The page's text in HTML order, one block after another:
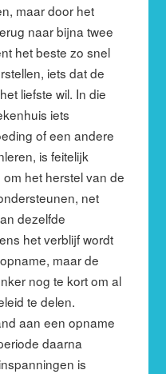
maar door het
naar bijna twee
het beste zo snel
iets dat de
liefste wil. In die
iets
of een andere
is feitelijk
het herstel van de
net
dezelfde
het verblijf wordt
maar de
nog te kort om al
te delen.
aan een opname
daarna
is